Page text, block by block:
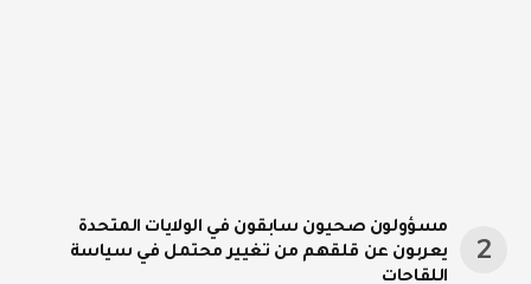
مسؤولون صحيون سابقون في الولايات المتحدة
يعربون عن قلقهم من تغيير محتمل في سياسة
اللقاحات